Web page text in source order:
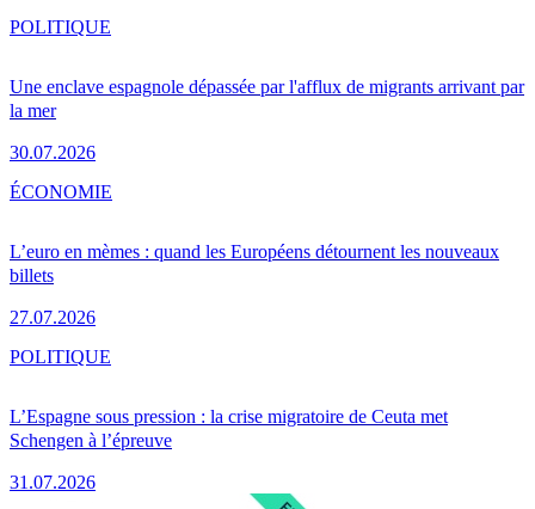
Une enclave espagnole dépassée par l'afflux de migrants arrivant par
la mer
30.07.2026
POLITIQUE
L’euro en mèmes : quand les Européens détournent les nouveaux
billets
27.07.2026
ÉCONOMIE
L’Espagne sous pression : la crise migratoire de Ceuta met
Schengen à l’épreuve
31.07.2026
POLITIQUE